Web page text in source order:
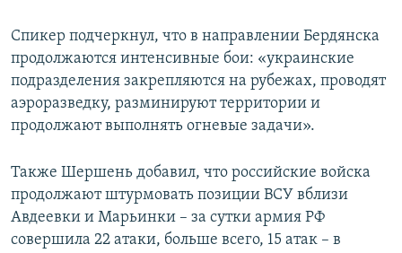
Спикер подчеркнул, что в направлении Бердянска
продолжаются интенсивные бои: «украинские
подразделения закрепляются на рубежах, проводят
аэроразведку, разминируют территории и
продолжают выполнять огневые задачи».
Также Шершень добавил, что российские войска
продолжают штурмовать позиции ВСУ вблизи
Авдеевки и Марьинки – за сутки армия РФ
совершила 22 атаки, больше всего, 15 атак – в